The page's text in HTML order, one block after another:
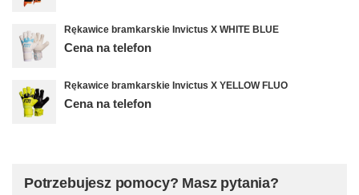
Rękawice bramkarskie Invictus X WHITE BLUE
Cena na telefon
Rękawice bramkarskie Invictus X YELLOW FLUO
Cena na telefon
Potrzebujesz pomocy? Masz pytania?